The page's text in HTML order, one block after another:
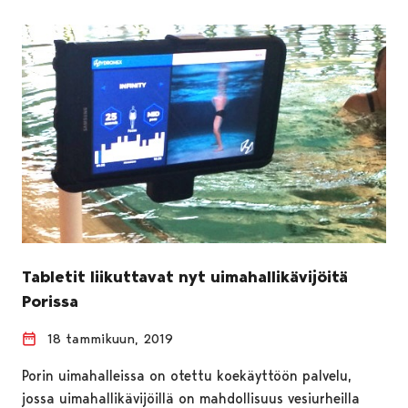
Tabletit liikuttavat nyt uimahallikävijöitä
Porissa
18 tammikuun, 2019
Porin uimahalleissa on otettu koekäyttöön palvelu,
jossa uimahallikävijöillä on mahdollisuus vesiurheilla